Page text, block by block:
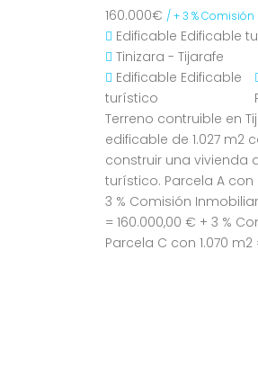
160.000€ / + 3 %
Edificable Edificable
Tinizara - Tijarafe
Edificable Edificable
turístico
Terreno contruible en
edificable de 1.027 m2
construir una vivienda
turístico. Parcela A con
3 % Comisión
= 160.000,00 € + 3 %
Parcela C con 1.070 m2